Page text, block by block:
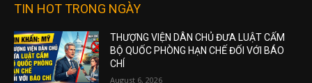
TIN HOT TRONG NGÀY
THƯỢNG VIỆN DÂN CHỦ ĐƯA LUẬT CẤM
BỘ QUỐC PHÒNG HẠN CHẾ ĐỐI VỚI BÁO
CHÍ
August 6, 2026